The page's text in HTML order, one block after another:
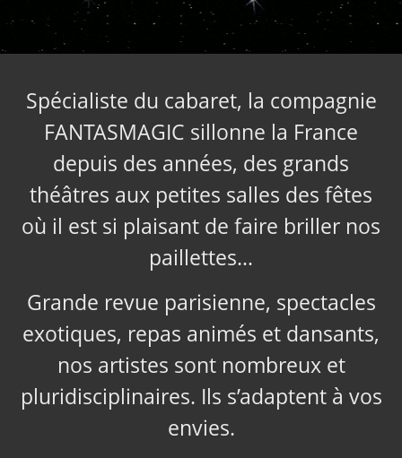
Spécialiste du cabaret, la compagnie
FANTASMAGIC sillonne la France
depuis des années, des grands
théâtres aux petites salles des fêtes
où il est si plaisant de faire briller nos
paillettes…
Grande revue parisienne, spectacles
exotiques, repas animés et dansants,
nos artistes sont nombreux et
pluridisciplinaires. Ils s’adaptent à vos
envies.